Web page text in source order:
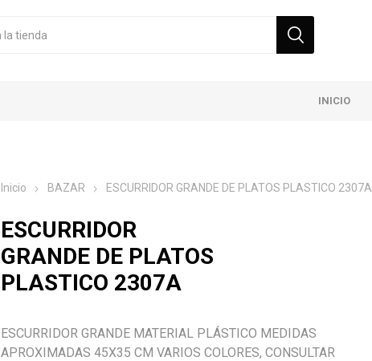
INICIO
Inicio BAZAR ESCURRIDOR GRANDE DE PLATOS PLASTICO 2307A
ESCURRIDOR
GRANDE DE PLATOS
PLASTICO 2307A
ESCURRIDOR GRANDE MATERIAL PLÁSTICO MEDIDAS
APROXIMADAS 45X35 CM VARIOS COLORES, CONSULTAR